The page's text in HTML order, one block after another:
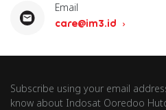
Email
care@im3.id
Subscribe using your email
know about Indosat Ooredoo